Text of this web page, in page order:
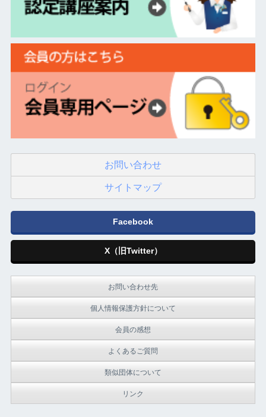
お問い合わせ
サイトマップ
Facebook
X（旧Twitter）
お問い合わせ先
個人情報保護方針について
会員の感想
よくあるご質問
類似団体について
リンク